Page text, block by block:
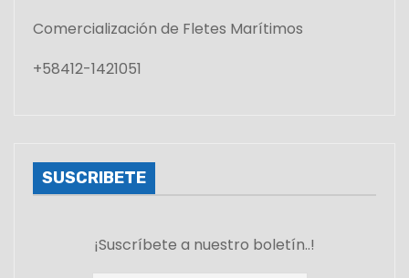
Comercialización de Fletes Marítimos
+58412-1421051
SUSCRIBETE
¡Suscríbete a nuestro boletín..!